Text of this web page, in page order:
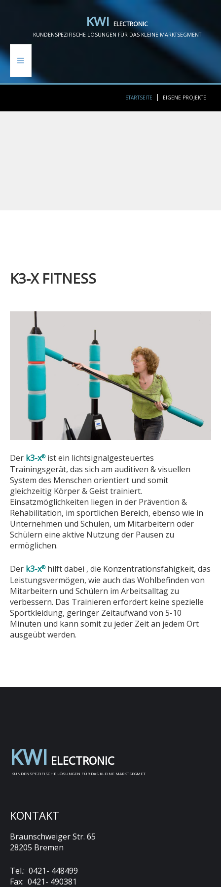
KWI ELECTRONIC
KUNDENSPEZIFISCHE LÖSUNGEN FÜR DAS KLEINE MARKTSEGMENT
STARTSEITE EIGENE PROJEKTE
K3-X FITNESS
Der k3-x®ist ein lichtsignalgesteuertes
Trainingsgerät, das sich am auditiven & visuellen
System des Menschen orientiert und somit
gleichzeitig Körper & Geist trainiert.
Einsatzmöglichkeiten liegen in der Prävention &
Rehabilitation, im sportlichen Bereich, ebenso wie in
Unternehmen und Schulen, um Mitarbeitern oder
Schülern eine aktive Nutzung der Pausen zu
ermöglichen.
Der k3-x®hilft dabei , die Konzentrationsfähigkeit, das
Leistungsvermögen, wie auch das Wohlbefinden von
Mitarbeitern und Schülern im Arbeitsalltag zu
verbessern. Das Trainieren erfordert keine spezielle
Sportkleidung, geringer Zeitaufwand von 5-10
Minuten und kann somit zu jeder Zeit an jedem Ort
ausgeübt werden.
KWI ELECTRONIC
KUNDENSPEZIFISCHE LÖSUNGEN FÜR DAS KLEINE MARKTSEGMET
KONTAKT
Braunschweiger Str. 65
28205 Bremen
Tel.: 0421- 448499
Fax: 0421- 490381